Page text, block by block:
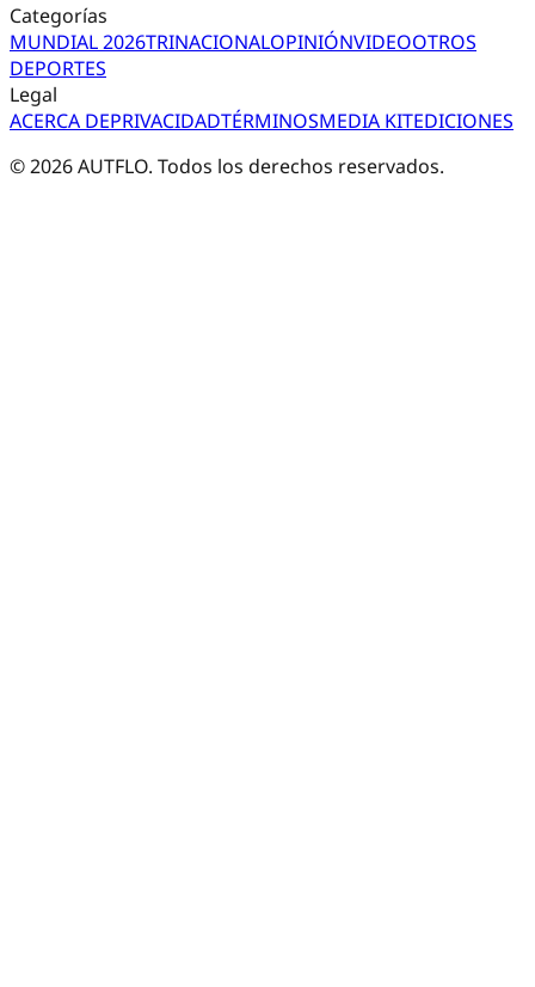
Categorías
MUNDIAL 2026TRINACIONALOPINIÓNVIDEOOTROS
DEPORTES
Legal
ACERCA DEPRIVACIDADTÉRMINOSMEDIA KITEDICIONES
©2026AUTFLO. Todos los derechos reservados.